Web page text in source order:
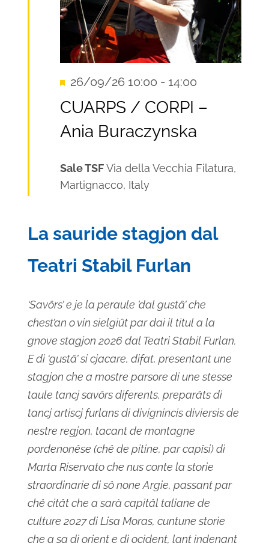
Segnalati
26/09/26 10:00 - 14:00
CUARPS / CORPI –
Ania Buraczynska
Sale TSFVia della Vecchia Filatura,
Martignacco, Italy
La sauride stagjon dal
Teatri Stabil Furlan
‘Savôrs’ e je la peraule ’dal gustâ’ che
chest’an o vin sielgiût par dai il titul a la
gnove stagjon 2026 dal Teatri Stabil Furlan.
E di ‘gustâ’ si cjacare, difat, presentant une
stagjon che a mostre parsore di une stesse
taule tancj savôrs diferents, preparâts di
tancj artiscj furlans di divignincis diviersis de
nestre regjon, tacant de montagne
pordenonêse (chê de pitine, par capîsi) di
Marta Riservato che nus conte la storie
straordinarie di sô none Argie, passant par
chê citât che a sarà capitâl taliane de
culture 2027 di Lisa Moras, cuntune storie
che a sa di orient e di ocident, lant indenant